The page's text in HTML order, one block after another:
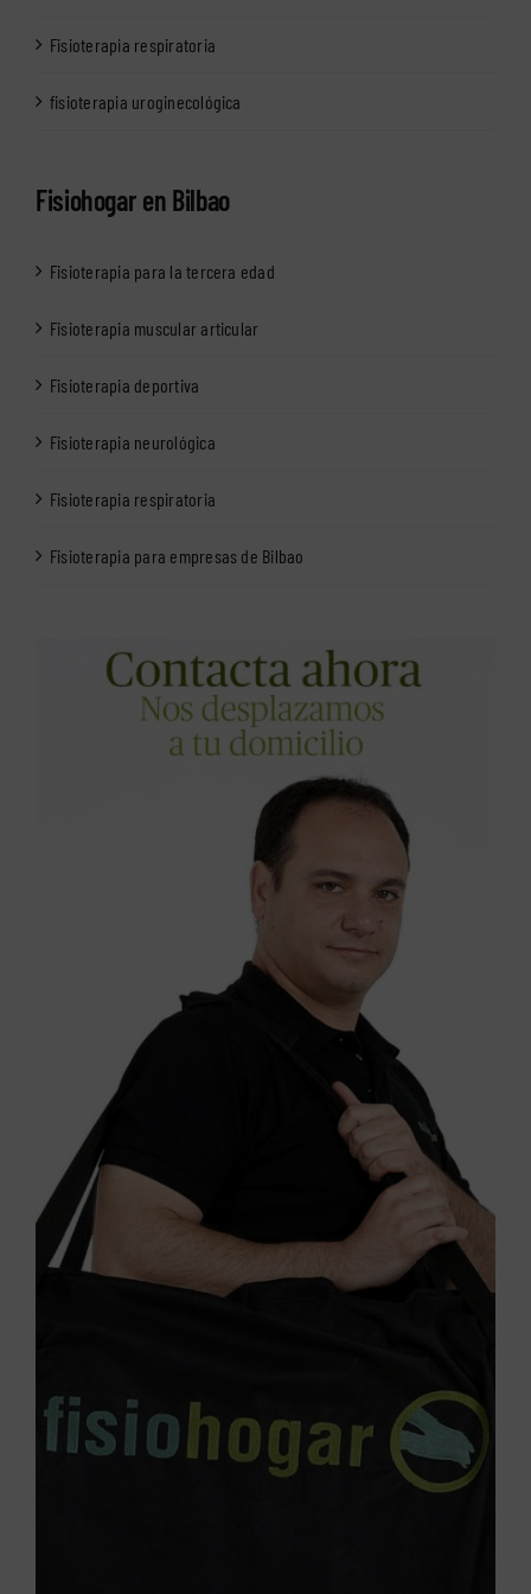
Fisioterapia respiratoria
fisioterapia uroginecológica
Fisiohogar en Bilbao
Fisioterapia para la tercera edad
Fisioterapia muscular articular
Fisioterapia deportiva
Fisioterapia neurológica
Fisioterapia respiratoria
Fisioterapia para empresas de Bilbao